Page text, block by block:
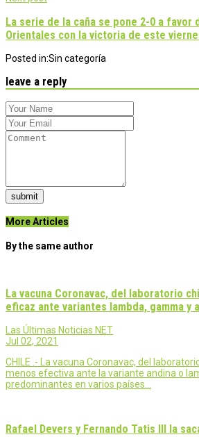
La serie de la caña se pone 2-0 a favor
Orientales con la victoria de este
Posted in:Sin categoría
leave a reply
submit
More Articles
By the same author
La vacuna Coronavac, del laboratorio
eficaz ante variantes lambda, gamma y
Las Últimas Noticias NET
Jul 02, 2021
CHILE .- La vacuna Coronavac, del
menos efectiva ante la variante andina o
predominantes en varios países…
Rafael Devers y Fernando Tatis III la